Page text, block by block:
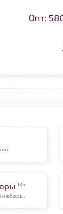
Опт:
135
наборы.